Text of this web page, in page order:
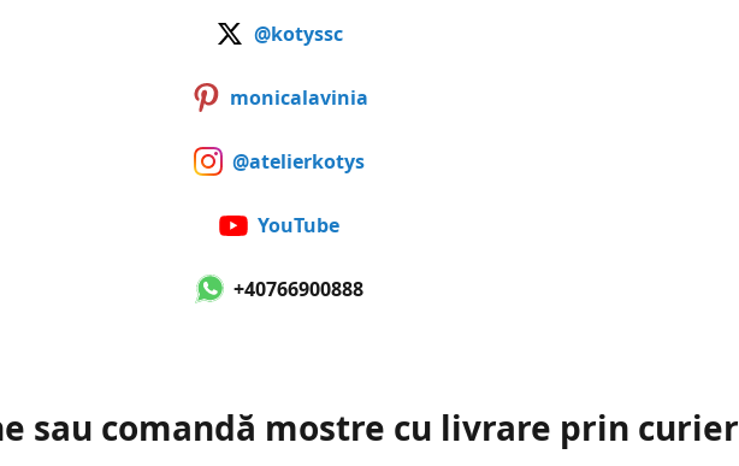
@kotyssc
monicalavinia
@atelierkotys
YouTube
+40766900888
sau comandă mostre cu livrare prin curier